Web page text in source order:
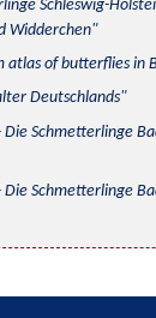
Schleswig-
Widderchen
atlas of butterflies in
Deutschlands
Schmetterlinge
Schmetterlinge